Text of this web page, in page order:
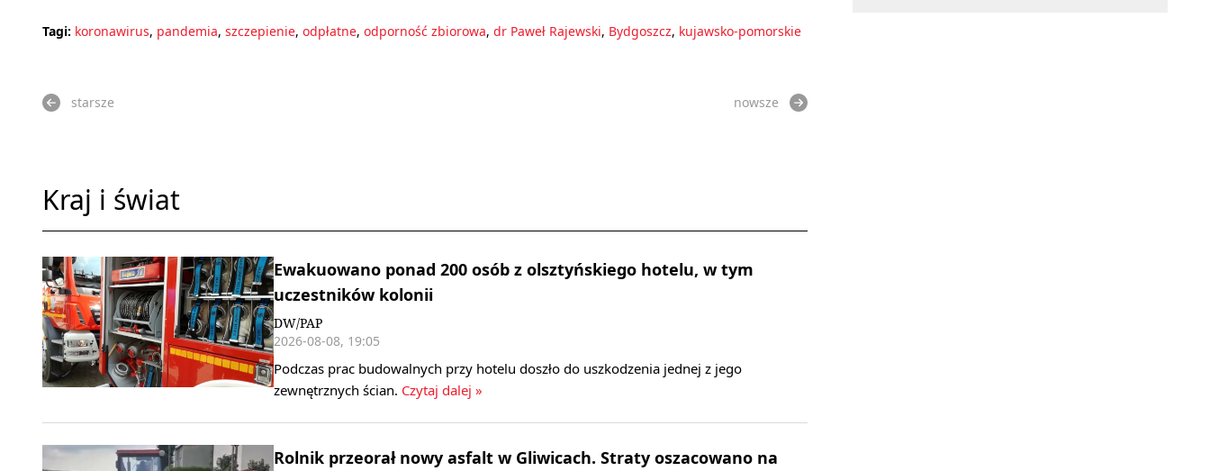
Tagi: koronawirus, pandemia, szczepienie, odpłatne, odporność zbiorowa, dr Paweł Rajewski, Bydgoszcz, kujawsko-pomorskie
starsze nowsze
Kraj i świat
Ewakuowano ponad 200 osób z olsztyńskiego hotelu, w tym
uczestników kolonii
DW/PAP
2026-08-08, 19:05
Podczas prac budowalnych przy hotelu doszło do uszkodzenia jednej z jego
zewnętrznych ścian. Czytaj dalej »
Rolnik przeorał nowy asfalt w Gliwicach. Straty oszacowano na